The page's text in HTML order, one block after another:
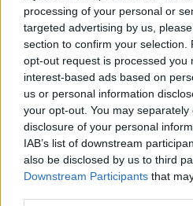
processing of your personal or
targeted advertising by us,
section to confirm your selection.
opt-out request is processed you
interest-based ads based on
us or personal information
your opt-out. You may
disclosure of your personal
IAB’s list of downstream
also be disclosed by us to third
Downstream Participants that
#allergia#influenza
#orvosmeteorológia
#pajzsmirigy#reflux#ekcéma
Regisztráció
Vizsgálat PCR-teszt
PCR-teszt